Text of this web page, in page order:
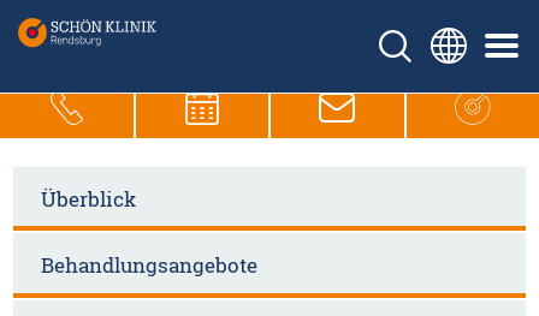
Überblick
Behandlungsangebote